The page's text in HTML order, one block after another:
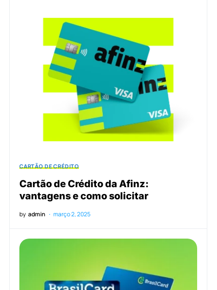
CARTÃO DE CRÉDITO
Cartão de Crédito da Afinz:
vantagens e como solicitar
by admin março 2, 2025